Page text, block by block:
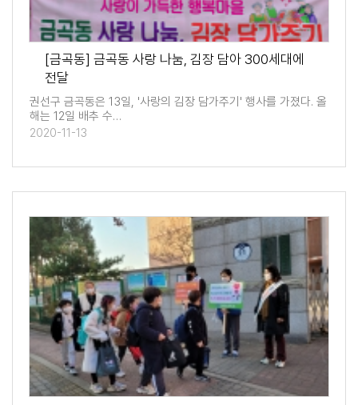
[금곡동] 금곡동 사랑 나눔, 김장 담아 300세대에
전달
권선구 금곡동은 13일, '사랑의 김장 담가주기' 행사를 가졌다. 올
해는 12일 배추 수…
2020-11-13